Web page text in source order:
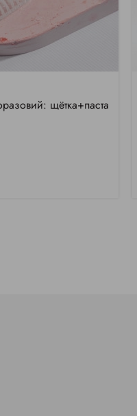
щётка+паста